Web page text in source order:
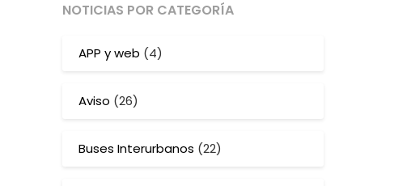
NOTICIAS POR CATEGORÍA
APP y web (4)
Aviso (26)
Buses Interurbanos (22)